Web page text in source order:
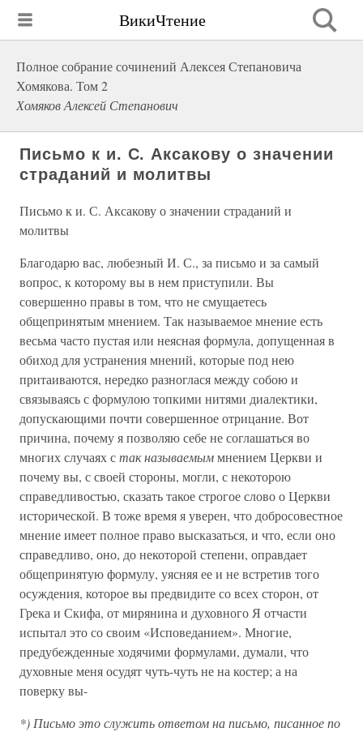
ВикиЧтение
Полное собрание сочинений Алексея Степановича
Хомякова. Том 2
Хомяков Алексей Степанович
Письмо к и. С. Аксакову о значении
страданий и молитвы
Письмо к и. С. Аксакову о значении страданий и
молитвы
Благодарю вас, любезный И. С., за письмо и за самый
вопрос, к которому вы в нем приступили. Вы
совершенно правы в том, что не смущаетесь
общепринятым мнением. Так называемое мнение есть
весьма часто пустая или неясная формула, допущенная в
обиход для устранения мнений, которые под нею
притаиваются, нередко разноглася между собою и
связываясь с формулою топкими нитями диалектики,
допускающими почти совершенное отрицание. Вот
причина, почему я позволяю себе не соглашаться во
многих случаях стак называемыммнением Церкви и
почему вы, с своей стороны, могли, с некоторою
справедливостью, сказать такое строгое слово о Церкви
исторической. В тоже время я уверен, что добросовестное
мнение имеет полное право высказаться, и что, если оно
справедливо, оно, до некоторой степени, оправдает
общепринятую формулу, уясняя ее и не встретив того
осуждения, которое вы предвидите со всех сторон, от
Грека и Скифа, от мирянина и духовного Я отчасти
испытал это со своим «Исповеданием». Многие,
предубежденные ходячими формулами, думали, что
духовные меня осудят чуть-чуть не на костер; а на
поверку вы-
*) Письмо это служить ответом на письмо, писанное по